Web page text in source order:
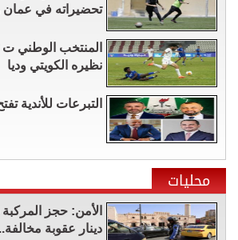
تحضيراته في عمان
نظيره الكويتي وديا
التبرعات للأندية
محليات
دينار عقوبة